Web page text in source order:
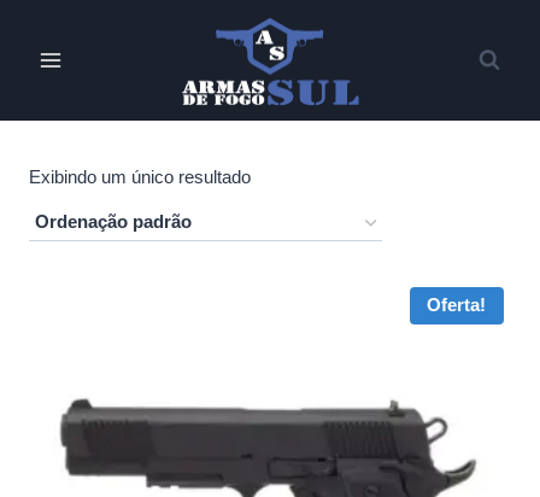
Exibindo um único resultado
Oferta!